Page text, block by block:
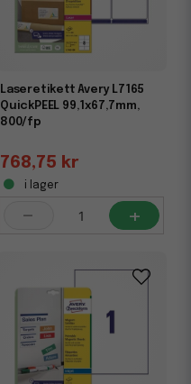
Laseretikett Avery L7165
QuickPEEL 99,1x67,7mm,
800/fp
768,75 kr
i lager
- +